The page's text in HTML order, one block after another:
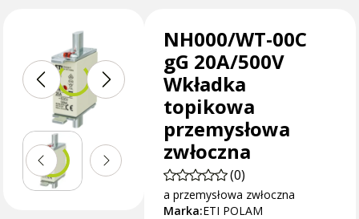
NH000/WT-00C
gG 20A/500V
Wkładka
topikowa
przemysłowa
zwłoczna
(0)
a przemysłowa zwłoczna
Marka:ETI POLAM